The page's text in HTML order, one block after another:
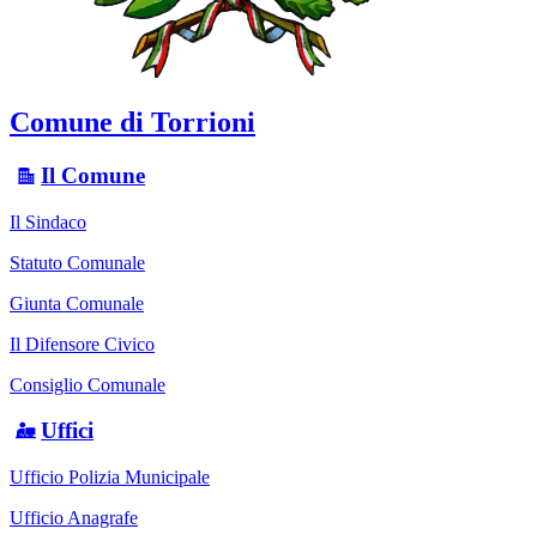
Comune di Torrioni
Il Comune
Il Sindaco
Statuto Comunale
Giunta Comunale
Il Difensore Civico
Consiglio Comunale
Uffici
Ufficio Polizia Municipale
Ufficio Anagrafe